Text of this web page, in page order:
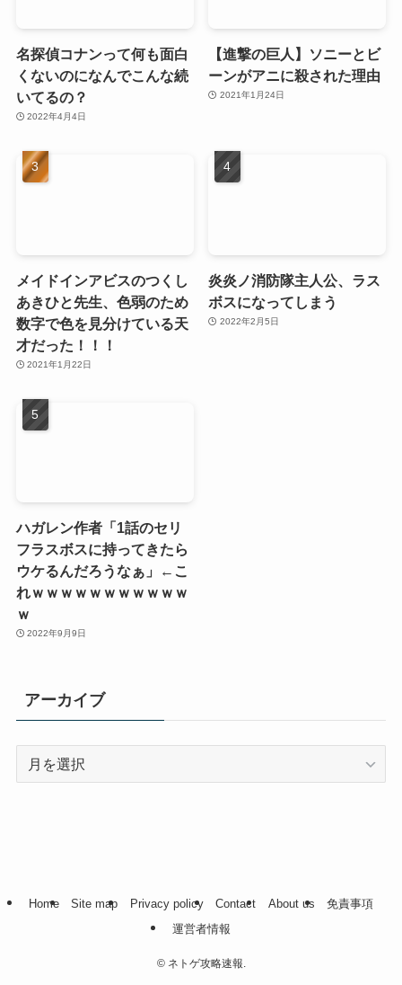
名探偵コナンって何も面白
くないのになんでこんな続
いてるの？
2022年4月4日
【進撃の巨人】ソニーとビ
ーンがアニに殺された理由
2021年1月24日
メイドインアビスのつくし
あきひと先生、色弱のため
数字で色を見分けている天
才だった！！！
2021年1月22日
炎炎ノ消防隊主人公、ラス
ボスになってしまう
2022年2月5日
ハガレン作者「1話のセリ
フラスボスに持ってきたら
ウケるんだろうなぁ」←こ
れｗｗｗｗｗｗｗｗｗｗｗ
ｗ
2022年9月9日
アーカイブ
Home Site map Privacy policy Contact About us
免責事項
運営者情報
©ネトゲ攻略速報.